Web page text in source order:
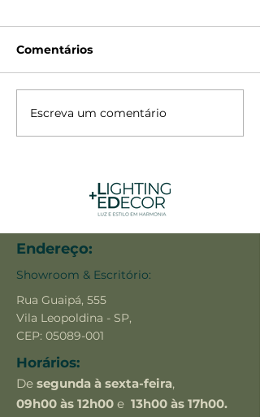
Pendente Vetri 1120
Comentários
Escreva um comentário
Endereço:
Showroom & Escritório:
Rua Guaipá, 555
Vila Leopoldina - SP,
CEP: 05089-001
Horários:
De segunda à sexta-feira,
09h00 às 12h00 e 13h00 às 17h00.